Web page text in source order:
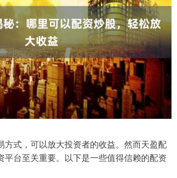
方式，可以放大投资者的收益。然而天盈配
平台至关重要。以下是一些值得信赖的配资